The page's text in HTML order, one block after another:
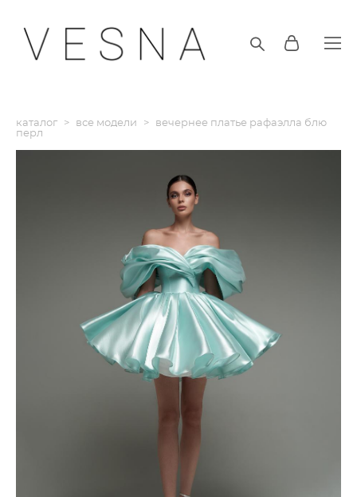
каталог > все модели >
вечернее платье рафаэлла блю
перл